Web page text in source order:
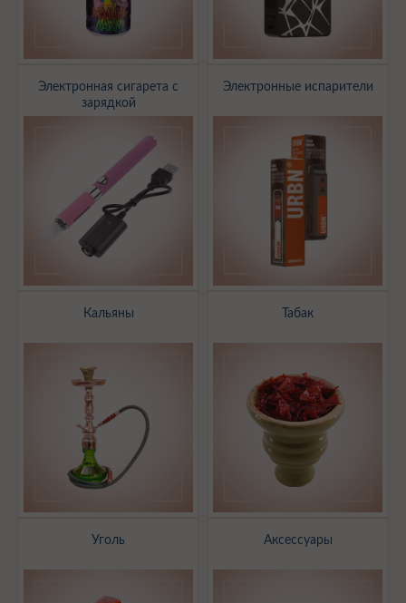
Электронная сигарета с
зарядкой
Электронные испарители
Кальяны Табак
Уголь Аксессуары